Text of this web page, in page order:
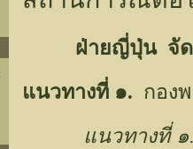
ฝ่ายญี่ปุ่น จัด
แนวทางที่ ๑. กอง
แนวทางที่